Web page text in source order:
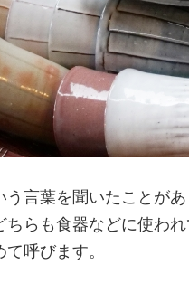
う言葉を聞いたことが
ちらも食器などに使わ
呼びます。